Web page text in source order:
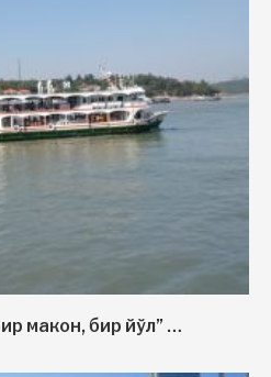
макон, бир йўл” …